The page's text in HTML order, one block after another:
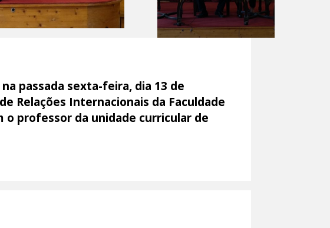
passada sexta-feira, dia 13 de
Relações Internacionais da Faculdade
o professor da unidade curricular de